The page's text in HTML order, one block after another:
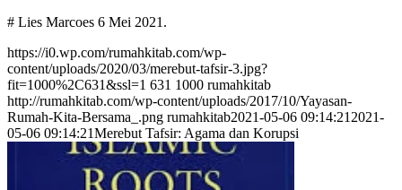
# Lies Marcoes 6 Mei 2021.
https://i0.wp.com/rumahkitab.com/wp-
content/uploads/2020/03/merebut-tafsir-3.jpg?
fit=1000%2C631&ssl=1 631 1000 rumahkitab
http://rumahkitab.com/wp-content/uploads/2017/10/Yayasan-
Rumah-Kita-Bersama_.png rumahkitab2021-05-06 09:14:21 2021-
05-06 09:14:21Merebut Tafsir: Agama dan Korupsi